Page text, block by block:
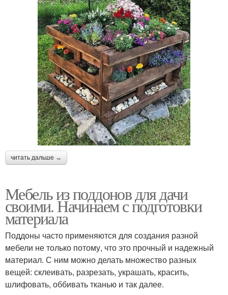
читать дальше →
Мебель из поддонов для дачи
своими. Начинаем с подготовки
материала
Поддоны часто применяются для создания разной
мебели не только потому, что это прочный и надежный
материал. С ним можно делать множество разных
вещей: склеивать, разрезать, украшать, красить,
шлифовать, оббивать тканью и так далее.